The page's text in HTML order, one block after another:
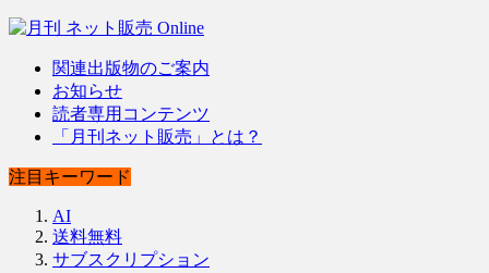
関連出版物のご案内
お知らせ
読者専用コンテンツ
「月刊ネット販売」とは？
注目キーワード
AI
送料無料
サブスクリプション